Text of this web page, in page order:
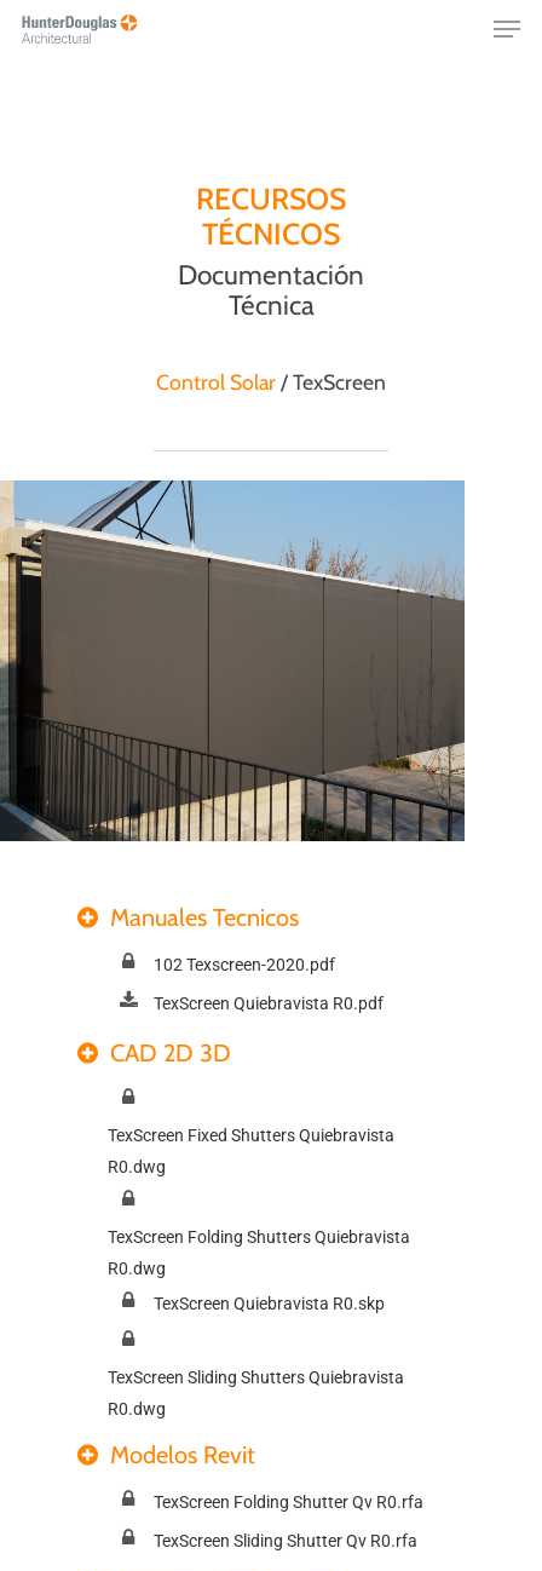
Skip
RECURSOS
TÉCNICOS
Documentación
Técnica
Control Solar/ TexScreen
Manuales Tecnicos
102 Texscreen-2020.pdf
TexScreen Quiebravista R0.pdf
CAD 2D 3D
TexScreen Fixed Shutters Quiebravista
R0.dwg
TexScreen Folding Shutters Quiebravista
R0.dwg
TexScreen Quiebravista R0.skp
TexScreen Sliding Shutters Quiebravista
R0.dwg
Modelos Revit
TexScreen Folding Shutter Qv R0.rfa
TexScreen Sliding Shutter Qv R0.rfa